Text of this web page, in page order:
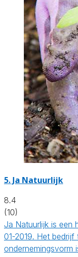
5. Ja Natuurlijk
8.4
(10)
Ja Natuurlijk is een
01-2019. Het bedrijf
ondernemingsvorm